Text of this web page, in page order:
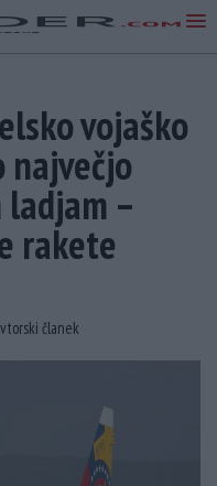
vojaško
–
rakete
članek